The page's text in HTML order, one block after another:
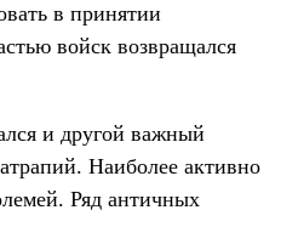
в принятии
войск возвращался
и другой важный
Наиболее активно
Ряд античных